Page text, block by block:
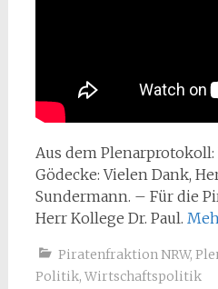
Aus dem
Gödecke: Vielen Dank,
Sundermann. – Für die
Herr Kollege Dr. Paul.
Piratenfraktion NRW,
Politik, Wirtschaftspolitik